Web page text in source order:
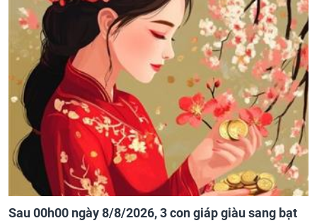
Sau 00h00 ngày 8/8/2026, 3 con giáp giàu sang bạt